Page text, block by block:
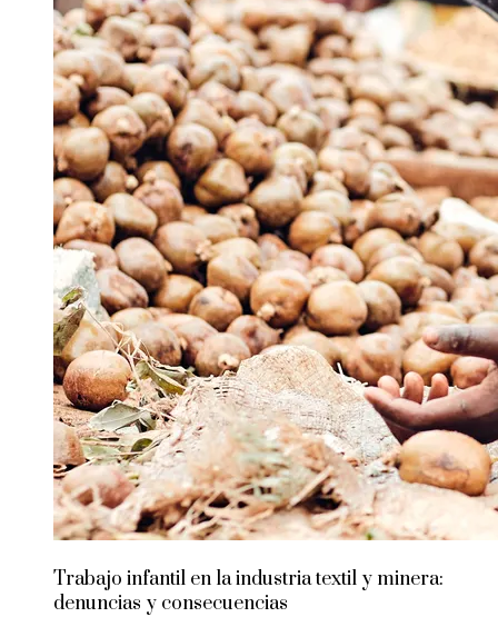
Trabajo infantil en la industria textil y minera:
denuncias y consecuencias